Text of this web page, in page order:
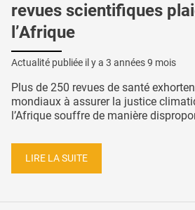
revues scientifiques
l’Afrique
Actualité publiée il y a 3 années 9 mois
Plus de 250 revues de santé
mondiaux à assurer la justice
l’Afrique souffre de manière
LIRE LA SUITE